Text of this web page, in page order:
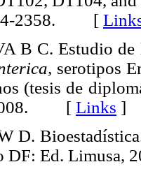
2358. [
B C. Estudio de
serotipos
(tesis de
2008. [ Links ]
D.
DF: Ed.